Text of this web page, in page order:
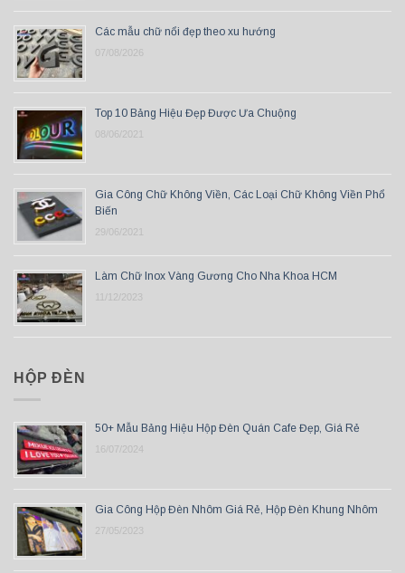
Các mẫu chữ nổi đẹp theo xu hướng
07/08/2026
Top 10 Bảng Hiệu Đẹp Được Ưa Chuộng
08/06/2021
Gia Công Chữ Không Viền, Các Loại Chữ Không Viền Phổ
Biến
29/06/2021
Làm Chữ Inox Vàng Gương Cho Nha Khoa HCM
11/12/2023
HỘP ĐÈN
50+ Mẫu Bảng Hiệu Hộp Đèn Quán Cafe Đẹp, Giá Rẻ
16/07/2024
Gia Công Hộp Đèn Nhôm Giá Rẻ, Hộp Đèn Khung Nhôm
27/05/2023